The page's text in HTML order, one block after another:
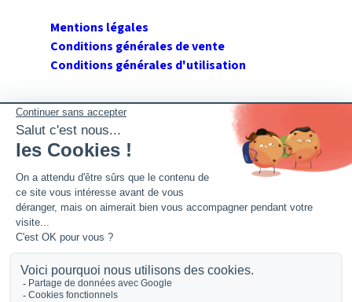
Mentions légales
Conditions générales de vente
Conditions générales d'utilisation
SUIVEZ GERANT DE SARL
Twitter
Facebook